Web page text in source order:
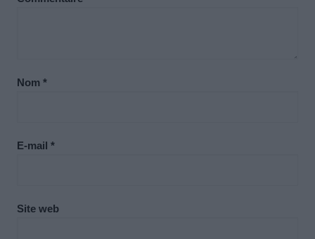
Nom *
E-mail *
Site web